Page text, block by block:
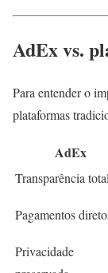
AdEx vs.
Para entender o
plataformas
AdEx
Transparência
Pagamentos
Privacidade